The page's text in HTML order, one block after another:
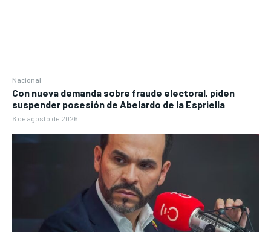
Nacional
Con nueva demanda sobre fraude electoral, piden
suspender posesión de Abelardo de la Espriella
6 de agosto de 2026